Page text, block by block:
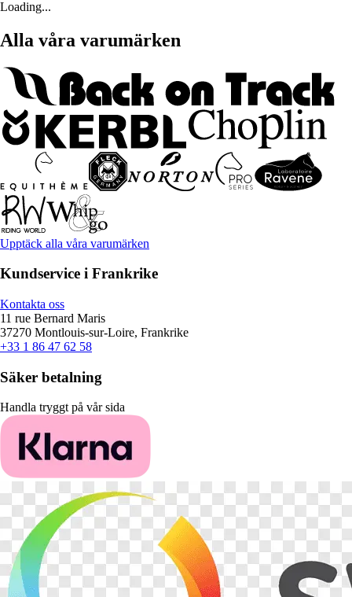
Loading...
Alla våra varumärken
Upptäck alla våra varumärken
Kundservice i Frankrike
Kontakta oss
11 rue Bernard Maris
37270 Montlouis-sur-Loire, Frankrike
+33 1 86 47 62 58
Säker betalning
Handla tryggt på vår sida